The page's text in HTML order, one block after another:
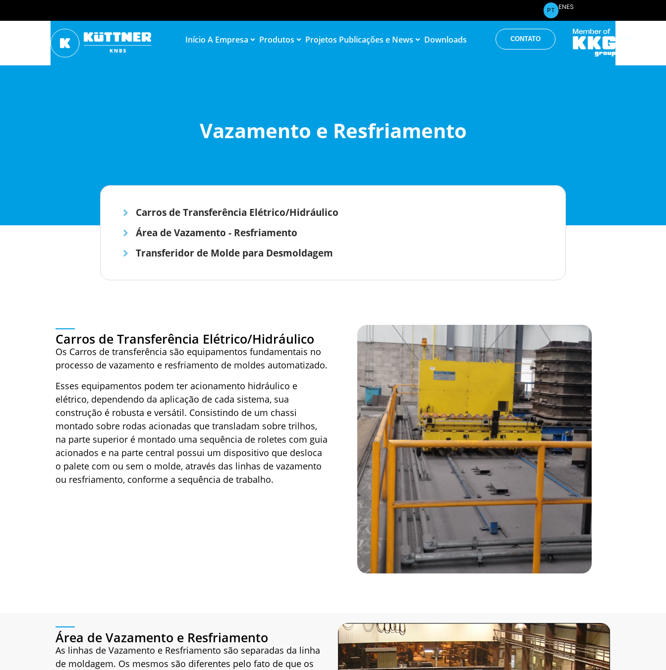
PT ENES
Início A Empresa Produtos Projetos Publicações e News Downloads CONTATO PT EN
Vazamento e Resfriamento
Carros de Transferência Elétrico/Hidráulico
Área de Vazamento - Resfriamento
Transferidor de Molde para Desmoldagem
Carros de Transferência Elétrico/Hidráulico
Os Carros de transferência são equipamentos fundamentais no
processo de vazamento e resfriamento de moldes automatizado.
Esses equipamentos podem ter acionamento hidráulico e
elétrico, dependendo da aplicação de cada sistema, sua
construção é robusta e versátil. Consistindo de um chassi
montado sobre rodas acionadas que transladam sobre trilhos,
na parte superior é montado uma sequência de roletes com guia
acionados e na parte central possui um dispositivo que desloca
o palete com ou sem o molde, através das linhas de vazamento
ou resfriamento, conforme a sequência de trabalho.
Área de Vazamento e Resfriamento
As linhas de Vazamento e Resfriamento são separadas da linha
de moldagem. Os mesmos são diferentes pelo fato de que os